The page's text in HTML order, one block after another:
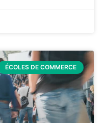
ÉCOLES DE COMMERCE